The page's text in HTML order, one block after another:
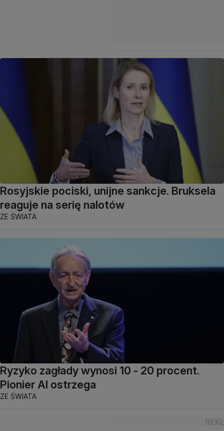
Rosyjskie pociski, unijne sankcje. Bruksela
reaguje na serię nalotów
ZE ŚWIATA
Ryzyko zagłady wynosi 10 - 20 procent.
Pionier AI ostrzega
ZE ŚWIATA